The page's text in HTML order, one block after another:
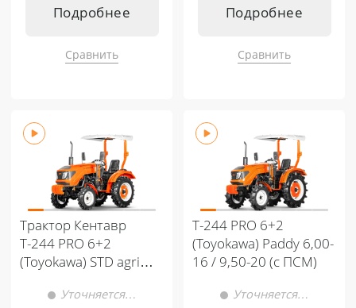
Подробнее
Сравнить
Подробнее
Сравнить
Трактор Кентавр
Т-244 PRO 6+2
(Toyokawa) STD agri
(с ПСМ)Уточняется…
Т-244 PRO 6+2
(Toyokawa) Paddy 6,00-
16 / 9,50-20 (с ПСМ)
Уточняется…